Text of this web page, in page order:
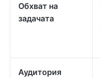
Обхват на
задачата
Аудитория